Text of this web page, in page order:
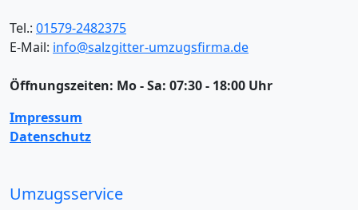
Tel.: 01579-2482375
E-Mail: info@salzgitter-umzugsfirma.de
Öffnungszeiten: Mo - Sa: 07:30 - 18:00 Uhr
Impressum
Datenschutz
Umzugsservice